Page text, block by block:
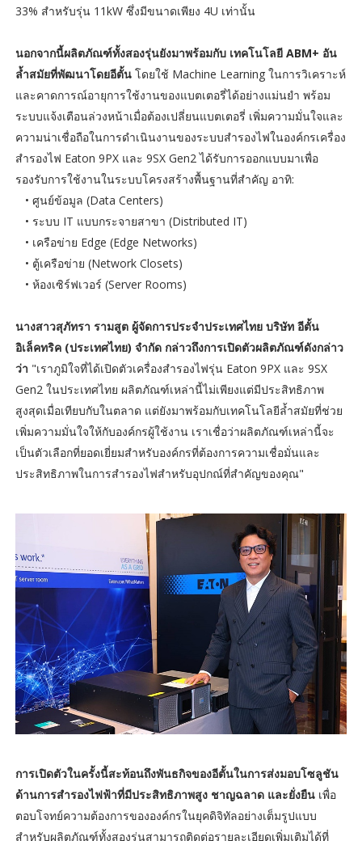
33% สำหรับรุ่น 11kW ซึ่งมีขนาดเพียง 4U เท่านั้น
นอกจากนี้ผลิตภัณฑ์ทั้งสองรุ่นยังมาพร้อมกับ เทคโนโลยี ABM+ อัน
ล้ำสมัยที่พัฒนาโดยอีตั้นโดยใช้ Machine Learning ในการวิเคราะห์
และคาดการณ์อายุการใช้งานของแบตเตอรี่ได้อย่างแม่นยำ พร้อม
ระบบแจ้งเตือนล่วงหน้าเมื่อต้องเปลี่ยนแบตเตอรี่ เพิ่มความมั่นใจและ
ความน่าเชื่อถือในการดำเนินงานของระบบสำรองไฟในองค์กรเครื่อง
สำรองไฟ Eaton 9PX และ 9SX Gen2 ได้รับการออกแบบมาเพื่อ
รองรับการใช้งานในระบบโครงสร้างพื้นฐานที่สำคัญ อาทิ:
• ศูนย์ข้อมูล (Data Centers)
• ระบบ IT แบบกระจายสาขา (Distributed IT)
• เครือข่าย Edge (Edge Networks)
• ตู้เครือข่าย (Network Closets)
• ห้องเซิร์ฟเวอร์ (Server Rooms)
นางสาวสุภัทรา รามสูต ผู้จัดการประจำประเทศไทย บริษัท อีตั้น
อิเล็คทริค (ประเทศไทย) จำกัด กล่าวถึงการเปิดตัวผลิตภัณฑ์ดังกล่าว
ว่า "เราภูมิใจที่ได้เปิดตัวเครื่องสำรองไฟรุ่น Eaton 9PX และ 9SX
Gen2 ในประเทศไทย ผลิตภัณฑ์เหล่านี้ไม่เพียงแต่มีประสิทธิภาพ
สูงสุดเมื่อเทียบกับในตลาด แต่ยังมาพร้อมกับเทคโนโลยีล้ำสมัยที่ช่วย
เพิ่มความมั่นใจให้กับองค์กรผู้ใช้งาน เราเชื่อว่าผลิตภัณฑ์เหล่านี้จะ
เป็นตัวเลือกที่ยอดเยี่ยมสำหรับองค์กรที่ต้องการความเชื่อมั่นและ
ประสิทธิภาพในการสำรองไฟสำหรับอุปกณ์ที่สำคัญของคุณ"
การเปิดตัวในครั้งนี้สะท้อนถึงพันธกิจของอีตั้นในการส่งมอบโซลูชัน
ด้านการสำรองไฟฟ้าที่มีประสิทธิภาพสูง ชาญฉลาด และยั่งยืนเพื่อ
ตอบโจทย์ความต้องการขององค์กรในยุคดิจิทัลอย่างเต็มรูปแบบ
สำหรับผลิตภัณฑ์ทั้งสองรุ่นสามารถติดต่อรายละเอียดเพิ่มเติมได้ที่